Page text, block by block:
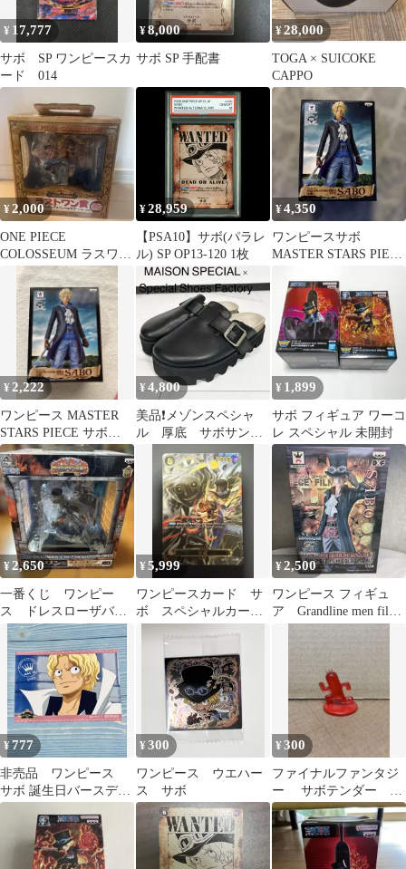
¥ 17,777
サボ SP ワンピースカ
ード 014
¥8,000
サボ SP 手配書
¥28,000
TOGA × SUICOKE
CAPPO
¥2,000
ONE PIECE
COLOSSEUM ラスワン
賞 サボフィギュア
¥28,959
【PSA10】サボ(パラレ
ル) SP OP13-120 1枚
¥4,350
ワンピースサボ
MASTER STARS PIECE
¥ 2,222
ワンピース MASTER
STARS PIECE サボ
SPECIAL ver.
¥4,800
美品❗️メゾンスペシャ
ル 厚底 サボサンダ
ル レザー ブラッ
ク ベルト コラボ
¥ 1,899
サボ フィギュア ワーコ
レ スペシャル 未開封
¥2,650
一番くじ ワンピー
ス ドレスローザバト
ル編 サボ フィギュ
アスペシャルＶr
¥5,999
ワンピースカード サ
ボ スペシャルカー
¥2,500
ワンピース フィギュ
ア Grandline men film
Gold サボ
¥777
非売品 ワンピース
サボ 誕生日バースデ
ー スペシャルブロマ
¥300
ワンピース ウエハー
ス サボ
¥300
ファイナルファンタジ
ー サボテンダー コ
カ・コーラ フィギュ
ア